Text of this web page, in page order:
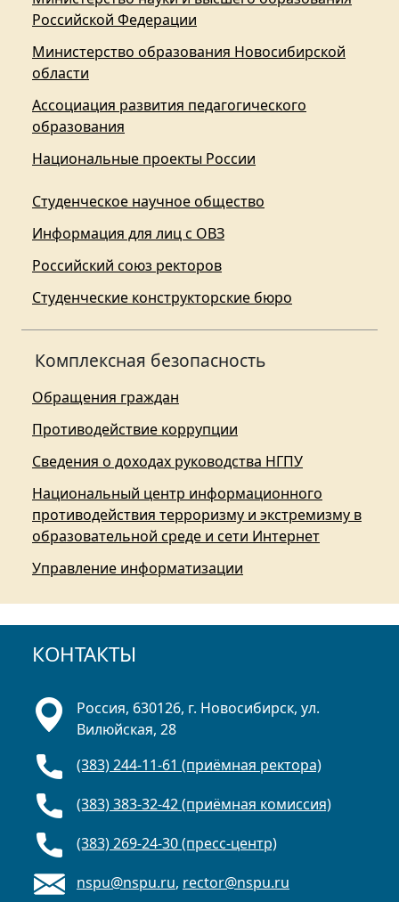
Российской Федерации
Министерство образования Новосибирской
области
Ассоциация развития педагогического
образования
Национальные проекты России
Студенческое научное общество
Информация для лиц с ОВЗ
Российский союз ректоров
Студенческие конструкторские бюро
Комплексная безопасность
Обращения граждан
Противодействие коррупции
Сведения о доходах руководства НГПУ
Национальный центр информационного
противодействия терроризму и экстремизму в
образовательной среде и сети Интернет
Управление информатизации
КОНТАКТЫ
Россия, 630126, г. Новосибирск, ул.
Вилюйская, 28
(383) 244-11-61 (приёмная ректора)
(383) 383-32-42 (приёмная комиссия)
(383) 269-24-30 (пресс-центр)
nspu@nspu.ru, rector@nspu.ru